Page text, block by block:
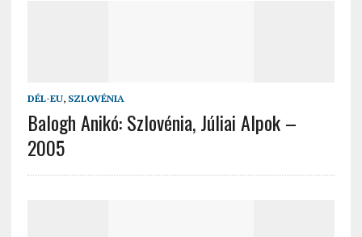
DÉL-EU, SZLOVÉNIA
Balogh Anikó: Szlovénia, Júliai Alpok –
2005